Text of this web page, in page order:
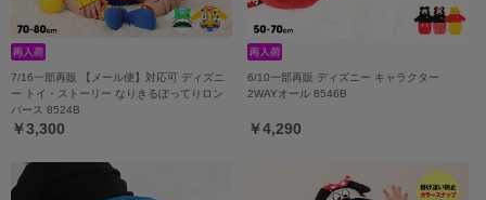
7/16一部再販 【メール便】対応可 ディズニ
ー トイ・ストーリー なりきるぽってりロン
パース 8524B
￥3,300
6/10一部再販 ディズニー キャラクター
2WAYオール 8546B
￥4,290